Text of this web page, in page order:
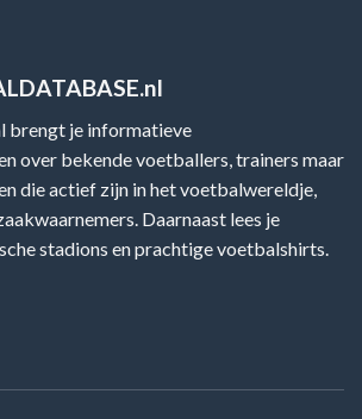
brengt je informatieve
over bekende voetballers, trainers maar
die actief zijn in het voetbalwereldje,
Daarnaast lees je
stadions en prachtige voetbalshirts.